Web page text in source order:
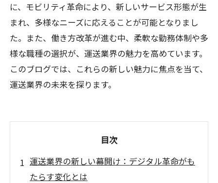
に、モビリティ革命により、新しいサービス形態が生
まれ、多様なニーズに応えることが可能となりまし
た。また、働き方改革が進む中、柔軟な勤務体制や多
様な職種の選択が、運送業界の魅力を高めています。
このブログでは、これらの新しい魅力に焦点を当て、
運送業界の未来を探ります。
目次
運送業界の新しい幕開け：デジタル革命がも
たらす変化とは